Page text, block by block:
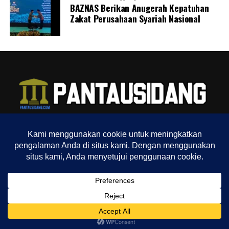
SHARE TWEET
UP NEXT
Teddy Rasa Tak Adil Tuntutan Jaksa, Genesius: Yakin
Teddy Tjokrosaputro Bebas
DON'T MISS
Senior Jurnalis Pantau Sidang By PT Kilas Pewarta Media
BAZNAS Berikan Anugerah Kepatuhan
Zakat Perusahaan Syariah Nasional
YOUTUBE CHANNEL
Copyright © 2022 Pantausidang.com